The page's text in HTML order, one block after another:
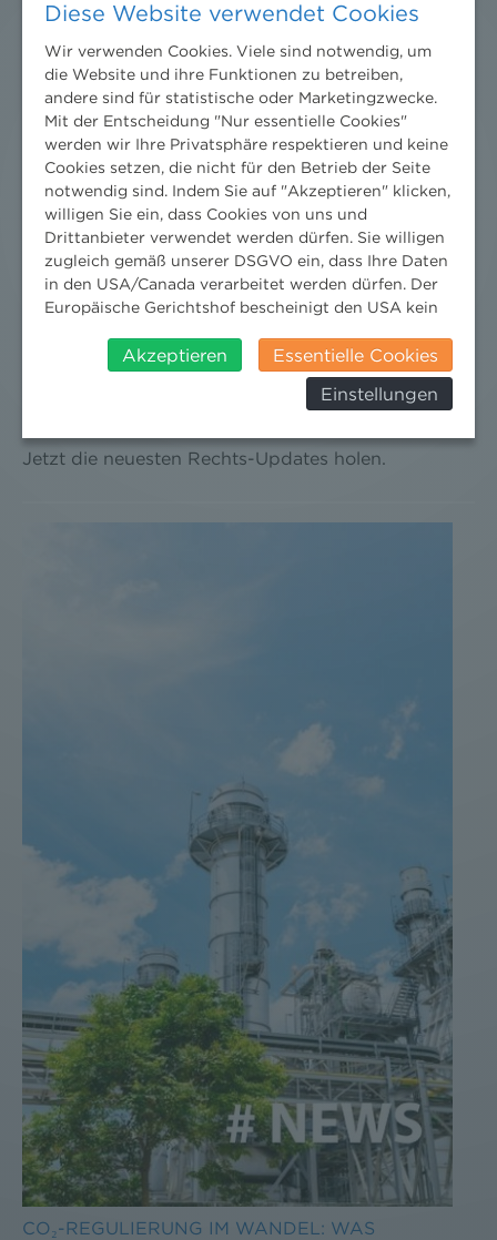
DER NEWS ALERT JUNI 2026 IST DA!
Jetzt die neuesten Rechts-Updates holen.
CO₂-REGULIERUNG IM WANDEL: WAS
Diese Website verwendet Cookies
Wir verwenden Cookies. Viele sind notwendig, um
die Website und ihre Funktionen zu betreiben,
andere sind für statistische oder Marketingzwecke.
Mit der Entscheidung "Nur essentielle Cookies"
werden wir Ihre Privatsphäre respektieren und keine
Cookies setzen, die nicht für den Betrieb der Seite
notwendig sind. Indem Sie auf "Akzeptieren" klicken,
willigen Sie ein, dass Cookies von uns und
Drittanbieter verwendet werden dürfen. Sie willigen
zugleich gemäß unserer DSGVO ein, dass Ihre Daten
in den USA/Canada verarbeitet werden dürfen. Der
Europäische Gerichtshof bescheinigt den USA kein
insbesondere das Risiko, dass ihre Daten durch US-
Behörden, zu Kontroll- und zu
Überwachungszwecken, verarbeitet werden und
werden können. Zudem finden Sie am
Bildschirmrand ein Cookie-Icon wo Sie jederzeit Ihre
Akzeptieren
Essentielle Cookies
Einstellungen